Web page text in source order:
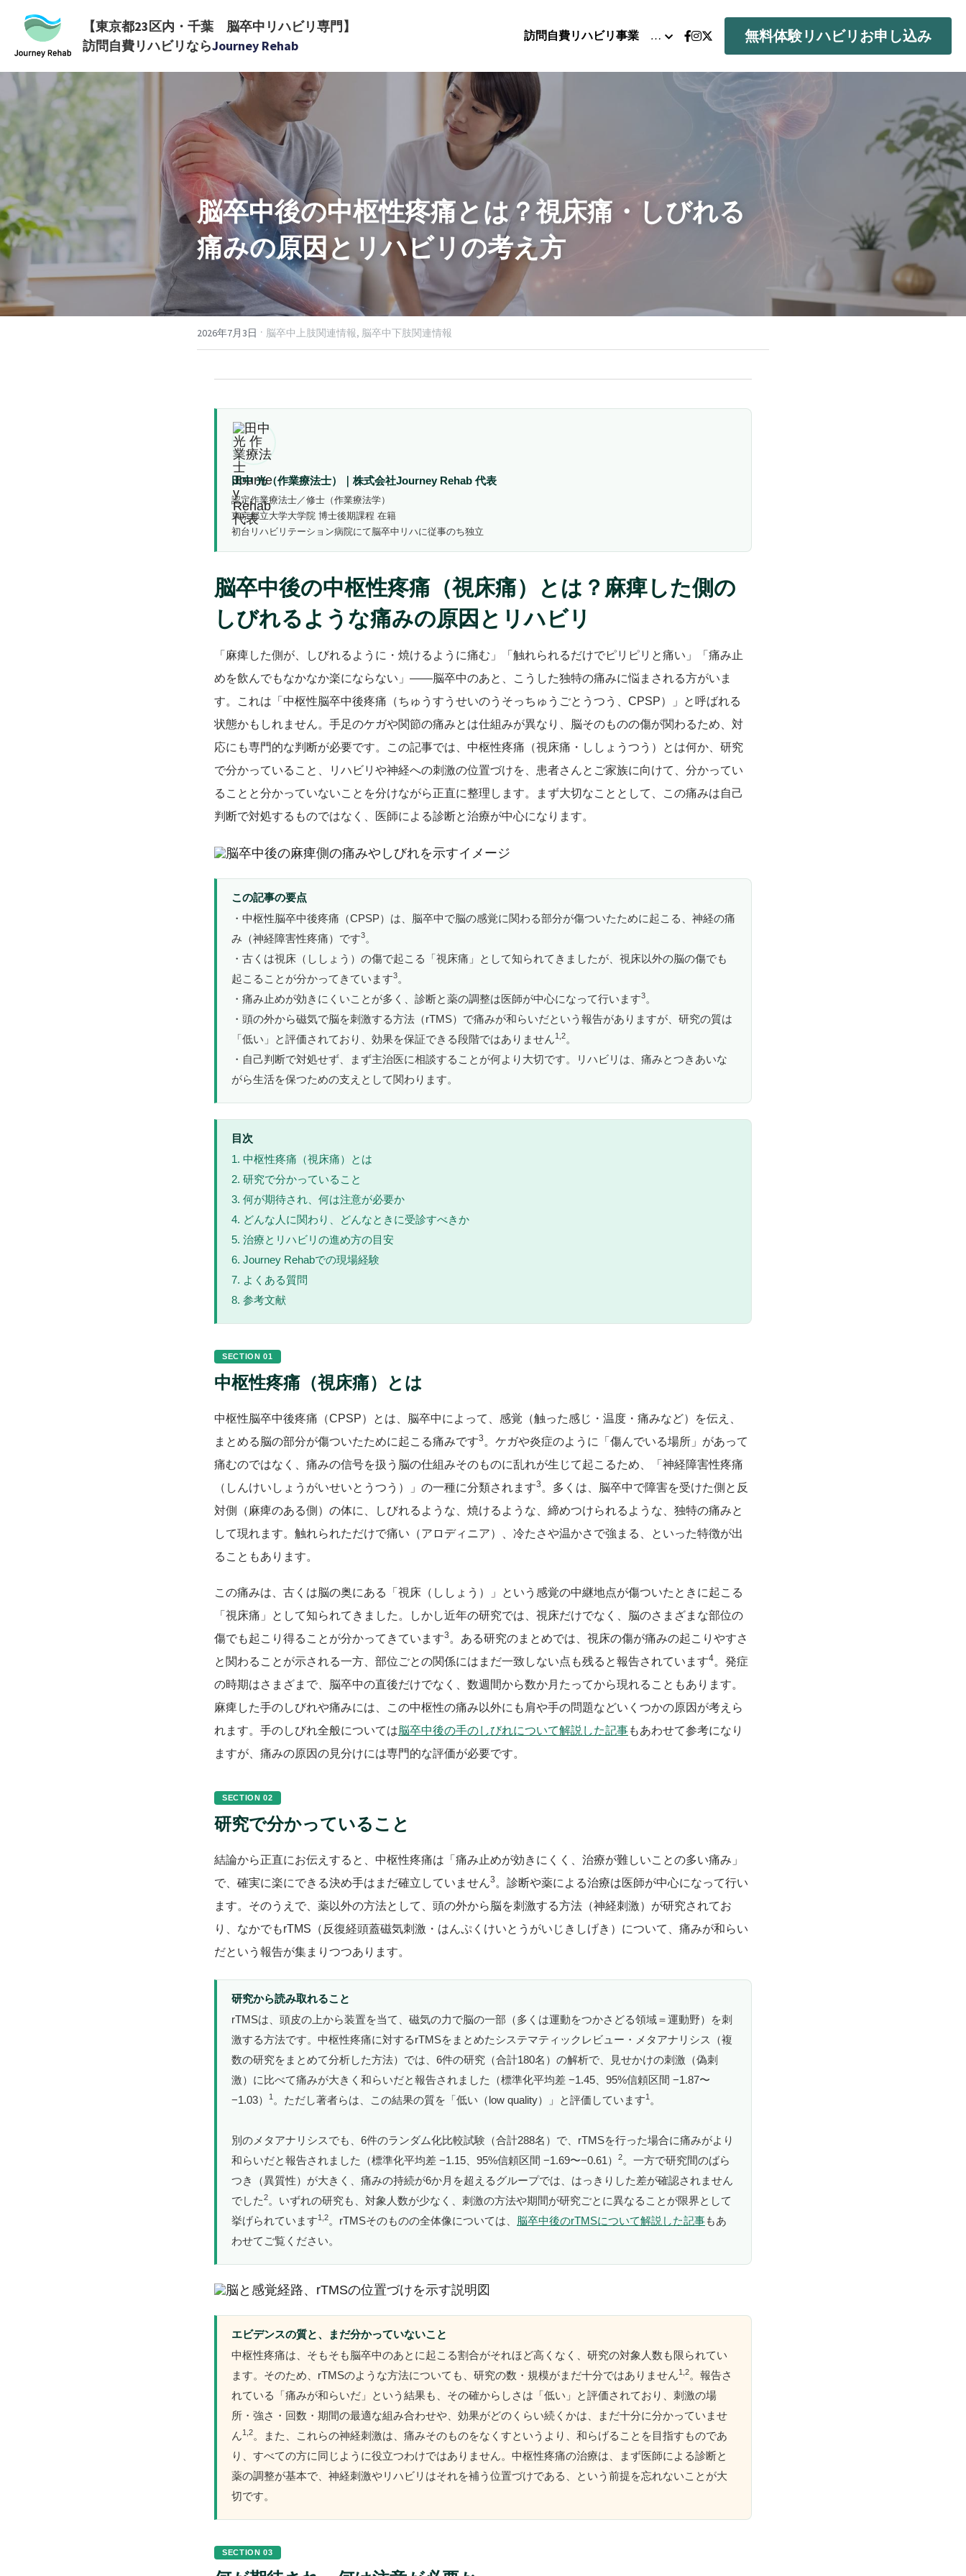
【東京都23区内・千葉　脳卒中リハビリ専門】
訪問自費リハビリならJourney Rehab
訪問自費リハビリ事業 … 無料体験リハビリお申し込み
脳卒中後の中枢性疼痛とは？視床痛・しびれる
痛みの原因とリハビリの考え方
2026年7月3日 · 脳卒中上肢関連情報, 脳卒中下肢関連情報
田中 光（作業療法士）｜株式会社Journey Rehab 代表
認定作業療法士／修士（作業療法学）
東京都立大学大学院 博士後期課程 在籍
初台リハビリテーション病院にて脳卒中リハに従事のち独立
脳卒中後の中枢性疼痛（視床痛）とは？麻痺した側の
しびれるような痛みの原因とリハビリ
「麻痺した側が、しびれるように・焼けるように痛む」「触れられるだけでピリピリと痛い」「痛み止
めを飲んでもなかなか楽にならない」——脳卒中のあと、こうした独特の痛みに悩まされる方がいま
す。これは「中枢性脳卒中後疼痛（ちゅうすうせいのうそっちゅうごとうつう、CPSP）」と呼ばれる
状態かもしれません。手足のケガや関節の痛みとは仕組みが異なり、脳そのものの傷が関わるため、対
応にも専門的な判断が必要です。この記事では、中枢性疼痛（視床痛・ししょうつう）とは何か、研究
で分かっていること、リハビリや神経への刺激の位置づけを、患者さんとご家族に向けて、分かってい
ることと分かっていないことを分けながら正直に整理します。まず大切なこととして、この痛みは自己
判断で対処するものではなく、医師による診断と治療が中心になります。
この記事の要点
・中枢性脳卒中後疼痛（CPSP）は、脳卒中で脳の感覚に関わる部分が傷ついたために起こる、神経の痛
み（神経障害性疼痛）です3。
・古くは視床（ししょう）の傷で起こる「視床痛」として知られてきましたが、視床以外の脳の傷でも
起こることが分かってきています3。
・痛み止めが効きにくいことが多く、診断と薬の調整は医師が中心になって行います3。
・頭の外から磁気で脳を刺激する方法（rTMS）で痛みが和らいだという報告がありますが、研究の質は
「低い」と評価されており、効果を保証できる段階ではありません1,2。
・自己判断で対処せず、まず主治医に相談することが何より大切です。リハビリは、痛みとつきあいな
がら生活を保つための支えとして関わります。
目次
1. 中枢性疼痛（視床痛）とは
2. 研究で分かっていること
3. 何が期待され、何は注意が必要か
4. どんな人に関わり、どんなときに受診すべきか
5. 治療とリハビリの進め方の目安
6. Journey Rehabでの現場経験
7. よくある質問
8. 参考文献
SECTION 01
中枢性疼痛（視床痛）とは
中枢性脳卒中後疼痛（CPSP）とは、脳卒中によって、感覚（触った感じ・温度・痛みなど）を伝え、
まとめる脳の部分が傷ついたために起こる痛みです3 。ケガや炎症のように「傷んでいる場所」があって
痛むのではなく、痛みの信号を扱う脳の仕組みそのものに乱れが生じて起こるため、「神経障害性疼痛
（しんけいしょうがいせいとうつう）」の一種に分類されます3 。多くは、脳卒中で障害を受けた側と反
対側（麻痺のある側）の体に、しびれるような、焼けるような、締めつけられるような、独特の痛みと
して現れます。触れられただけで痛い（アロディニア）、冷たさや温かさで強まる、といった特徴が出
ることもあります。
この痛みは、古くは脳の奥にある「視床（ししょう）」という感覚の中継地点が傷ついたときに起こる
「視床痛」として知られてきました。しかし近年の研究では、視床だけでなく、脳のさまざまな部位の
傷でも起こり得ることが分かってきています3 。ある研究のまとめでは、視床の傷が痛みの起こりやすさ
と関わることが示される一方、部位ごとの関係にはまだ一致しない点も残ると報告されています4。発症
の時期はさまざまで、脳卒中の直後だけでなく、数週間から数か月たってから現れることもあります。
麻痺した手のしびれや痛みには、この中枢性の痛み以外にも肩や手の問題などいくつかの原因が考えら
れます。手のしびれ全般については 脳卒中後の手のしびれについて解説した記事もあわせて参考になり
ますが、痛みの原因の見分けには専門的な評価が必要です。
SECTION 02
研究で分かっていること
結論から正直にお伝えすると、中枢性疼痛は「痛み止めが効きにくく、治療が難しいことの多い痛み」
で、確実に楽にできる決め手はまだ確立していません3 。診断や薬による治療は医師が中心になって行い
ます。そのうえで、薬以外の方法として、頭の外から脳を刺激する方法（神経刺激）が研究されてお
り、なかでもrTMS（反復経頭蓋磁気刺激・はんぷくけいとうがいじきしげき）について、痛みが和らい
だという報告が集まりつつあります。
研究から読み取れること
rTMSは、頭皮の上から装置を当て、磁気の力で脳の一部（多くは運動をつかさどる領域＝運動野）を刺
激する方法です。中枢性疼痛に対するrTMSをまとめたシステマティックレビュー・メタアナリシス（複
数の研究をまとめて分析した方法）では、6件の研究（合計180名）の解析で、見せかけの刺激（偽刺
激）に比べて痛みが大きく和らいだと報告されました（標準化平均差 −1.45、95%信頼区間 −1.87〜
−1.03）
1 。ただし著者らは、この結果の質を「低い（low quality）」と評価しています1 。
別のメタアナリシスでも、6件のランダム化比較試験（合計288名）で、rTMSを行った場合に痛みがより
和らいだと報告されました（標準化平均差 −1.15、95%信頼区間 −1.69〜−0.61）
2。一方で研究間のばら
つき（異質性）が大きく、痛みの持続が6か月を超えるグループでは、はっきりした差が確認されません
でした2。いずれの研究も、対象人数が少なく、刺激の方法や期間が研究ごとに異なることが限界として
挙げられています1,2。rTMSそのものの全体像については、 脳卒中後のrTMSについて解説した記事もあ
わせてご覧ください。
エビデンスの質と、まだ分かっていないこと
中枢性疼痛は、そもそも脳卒中のあとに起こる割合がそれほど高くなく、研究の対象人数も限られてい
ます。そのため、rTMSのような方法についても、研究の数・規模がまだ十分ではありません1,2。報告さ
れている「痛みが和らいだ」という結果も、その確からしさは「低い」と評価されており、刺激の場
所・強さ・回数・期間の最適な組み合わせや、効果がどのくらい続くかは、まだ十分に分かっていませ
ん1,2。また、これらの神経刺激は、痛みそのものをなくすというより、和らげることを目指すものであ
り、すべての方に同じように役立つわけではありません。中枢性疼痛の治療は、まず医師による診断と
薬の調整が基本で、神経刺激やリハビリはそれを補う位置づけである、という前提を忘れないことが大
切です。
SECTION 03